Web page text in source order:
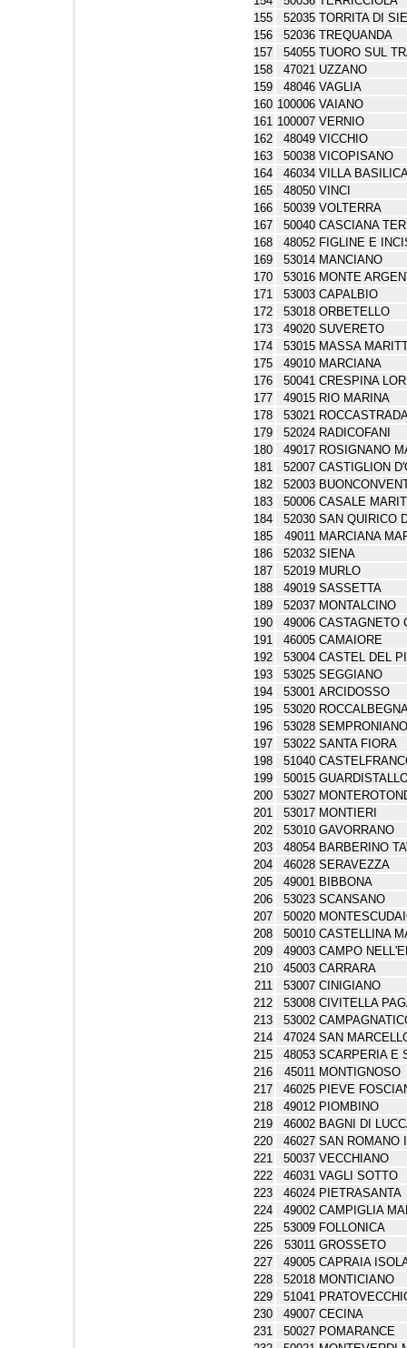
155
52035 TORRITA DI
156
52036 TREQUANDA
157
54055 TUORO SUL
158
47021 UZZANO
159
48046 VAGLIA
160 100006 VAIANO
161 100007 VERNIO
162
48049 VICCHIO
163
50038 VICOPISANO
164
46034 VILLA
165
48050 VINCI
166
50039 VOLTERRA
167
50040 CASCIANA
168
48052 FIGLINE E
169
53014 MANCIANO
170
53016 MONTE
171
53003 CAPALBIO
172
53018 ORBETELLO
173
49020 SUVERETO
174
53015 MASSA
175
49010 MARCIANA
176
50041 CRESPINA
177
49015 RIO MARINA
178
53021
179
52024 RADICOFANI
180
49017 ROSIGNANO
181
52007 CASTIGLION
182
52003
183
50006 CASALE
184
52030 SAN QUIRICO
185
49011 MARCIANA
186
52032 SIENA
187
52019 MURLO
188
49019 SASSETTA
189
52037 MONTALCINO
190
49006 CASTAGNETO
191
46005 CAMAIORE
192
53004 CASTEL DEL
193
53025 SEGGIANO
194
53001 ARCIDOSSO
195
53020
196
53028
197
53022 SANTA FIORA
198
51040
199
50015
200
53027
201
53017 MONTIERI
202
53010 GAVORRANO
203
48054 BARBERINO
204
46028 SERAVEZZA
205
49001 BIBBONA
206
53023 SCANSANO
207
50020
208
50010 CASTELLINA
209
49003 CAMPO
210
45003 CARRARA
211
53007 CINIGIANO
212
53008 CIVITELLA
213
53002
214
47024 SAN
215
48053 SCARPERIA E
216
45011 MONTIGNOSO
217
46025 PIEVE
218
49012 PIOMBINO
219
46002 BAGNI DI
220
46027 SAN ROMANO
221
50037 VECCHIANO
222
46031 VAGLI SOTTO
223
46024 PIETRASANTA
224
49002 CAMPIGLIA
225
53009 FOLLONICA
226
53011 GROSSETO
227
49005 CAPRAIA
228
52018 MONTICIANO
229
51041
230
49007 CECINA
231
50027 POMARANCE